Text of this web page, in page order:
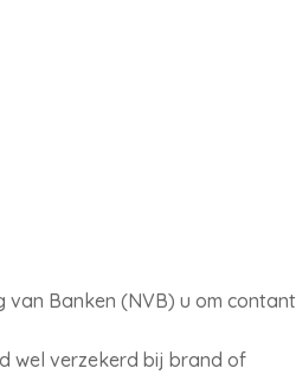
Banken (NVB) u om contant
wel verzekerd bij brand of